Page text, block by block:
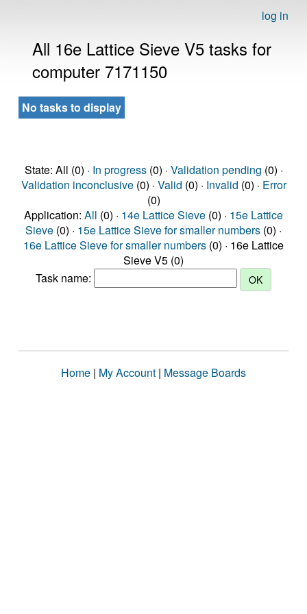
log in
All 16e Lattice Sieve V5 tasks for
computer 7171150
No tasks to display
State: All (0) · In progress(0) · Validation pending (0) ·
Validation inconclusive(0) · Valid (0) · Invalid (0) · Error
(0)
Application: All (0) · 14e Lattice Sieve (0) · 15e Lattice
Sieve (0) · 15e Lattice Sieve for smaller numbers (0) ·
16e Lattice Sieve for smaller numbers (0) · 16e Lattice
Sieve V5 (0)
Task name:
Home | My Account | Message Boards